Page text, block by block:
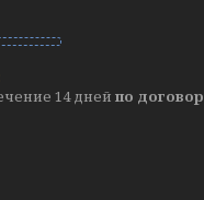
14 дней по